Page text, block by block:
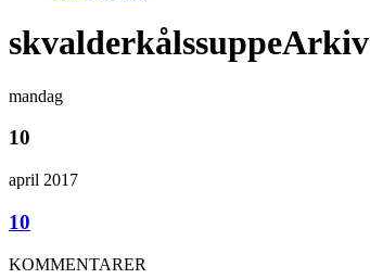
skvalderkålssuppeArkiv
mandag
10
april 2017
10
KOMMENTARER